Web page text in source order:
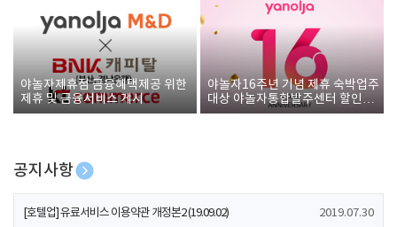
야놀자제휴점 금융혜택제공 위한
제휴 및 금융서비스 게시
야놀자16주년 기념 제휴 숙박업주
대상 야놀자통합발주센터 할인쿠
폰 증정
공지사항
[호텔업] 개인정보 처리방침 개정본1 (19.09.02)
[호텔업] 유료서비스 이용약관 개정본2 (19.09.02) 2019.07.30